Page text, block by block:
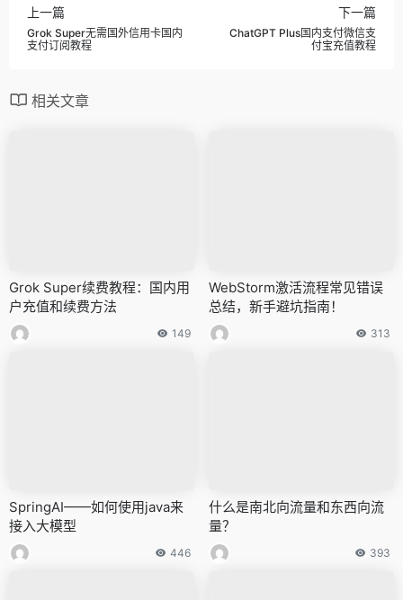
上一篇
Grok Super无需国外信用卡国内
支付订阅教程
下一篇
ChatGPT Plus国内支付微信支
付宝充值教程
相关文章
Grok Super续费教程：国内用
户充值和续费方法
149
WebStorm激活流程常见错误
总结，新手避坑指南！
313
SpringAI——如何使用java来
接入大模型
446
什么是南北向流量和东西向流
量？
393